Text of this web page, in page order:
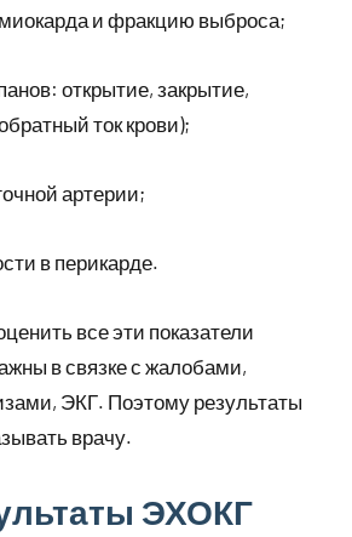
и фракцию выброса;
открытие, закрытие,
ток крови);
артерии;
в перикарде.
все эти показатели
в связке с жалобами,
ЭКГ. Поэтому результаты
врачу.
ЭХОКГ